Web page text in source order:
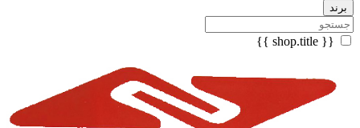
برند
{{ shop.title }}